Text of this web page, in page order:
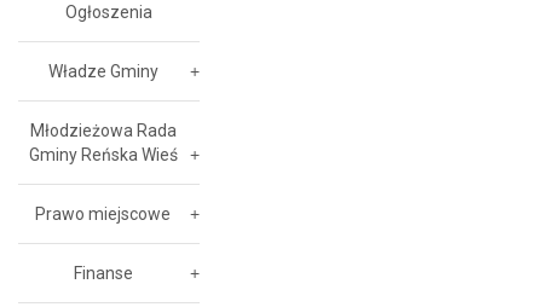
Ogłoszenia
Władze Gminy
Młodzieżowa Rada
Gminy Reńska Wieś
Prawo miejscowe
Finanse